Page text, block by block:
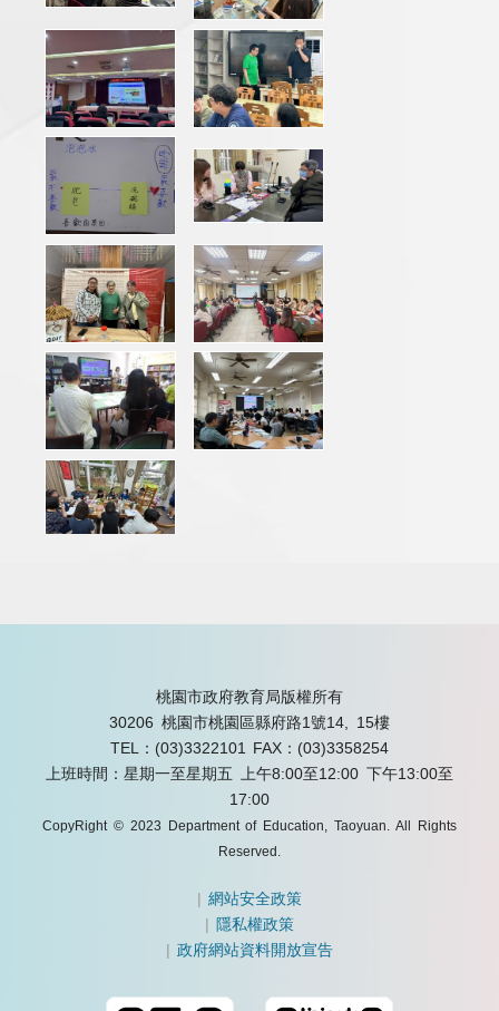
桃園市政府教育局版權所有
30206 桃園市桃園區縣府路1號14, 15樓
TEL：(03)3322101
FAX：(03)3358254
上班時間：星期一至星期五 上午8:00至12:00 下午13:00至
17:00
CopyRight © 2023 Department of Education, Taoyuan. All Rights
Reserved.
|網站安全政策
| 隱私權政策
|政府網站資料開放宣告